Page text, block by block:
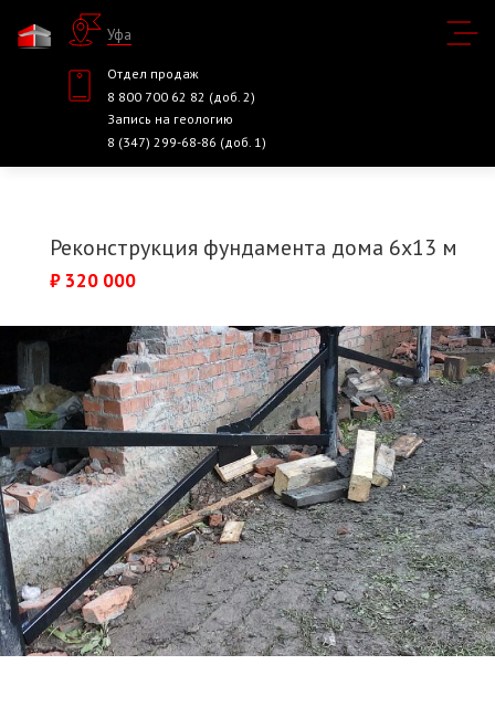
Уфа
Отдел продаж
8 800 700 62 82 (доб. 2)
Запись на геологию
8 (347) 299-68-86 (доб. 1)
Реконструкция фундамента дома 6х13 м
₽ 320 000